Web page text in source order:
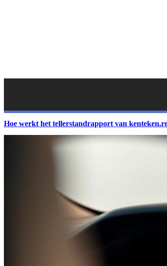
Hoe werkt het tellerstandrapport van